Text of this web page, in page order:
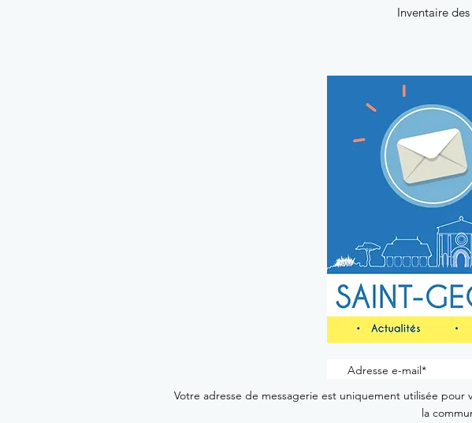
Inventaire
Votre adresse de messagerie est uniquement utilisée
la